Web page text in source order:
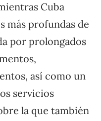
Cuba
más profundas de
por prolongados
así como un
servicios
la que también